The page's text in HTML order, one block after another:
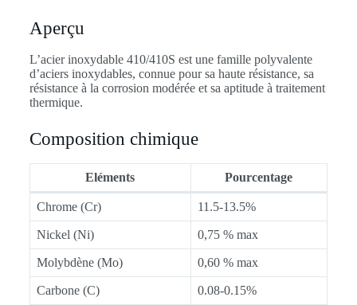
Aperçu
L’acier inoxydable 410/410S est une famille polyvalente
d’aciers inoxydables, connue pour sa haute résistance, sa
résistance à la corrosion modérée et sa aptitude à traitement
thermique.
Composition chimique
Eléments Pourcentage
Chrome (Cr) 11.5-13.5%
Nickel (Ni) 0,75 % max
Molybdène (Mo) 0,60 % max
Carbone (C) 0.08-0.15%